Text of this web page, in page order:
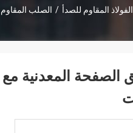
المقاوم للصدأ / الصلب
الصفحة المعدنية